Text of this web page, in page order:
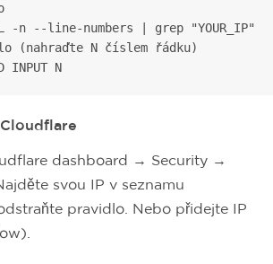
-n --line-numbers | grep "YOUR_IP"
(nahraďte N číslem řádku)
N
dashboard → Security →
svou IP v seznamu
pravidlo. Nebo přidejte IP